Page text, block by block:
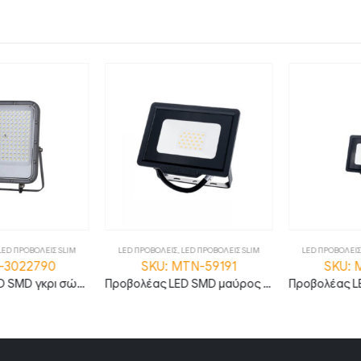
ΠΡΟΒΟΛΕΙΣ SLIM
Προβολέας LED SMD γκρι σώμα 100W ψυχρό λευκό 6000K high lumen 120lm/W
LED ΠΡΟΒΟΛΕΙΣ,LED ΠΡΟΒΟΛΕΙΣ SLIM
SKU: MTN-59191
Προβολέας LED SMD μαύρος σειρά City 20W Φυσικό λευκό MTN-59191
LED ΠΡΟΒΟΛΕΙΣ,
SKU: